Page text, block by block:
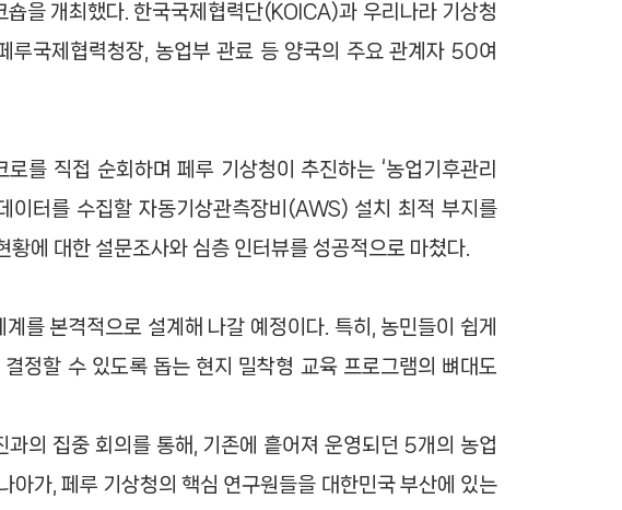
을 개최했다. 한국국제협력단(KOICA)과 우리나라 기상청
국제협력청장, 농업부 관료 등 양국의 주요 관계자 50여
를 직접 순회하며 페루 기상청이 추진하는 ‘농업기후관리
이터를 수집할 자동기상관측장비(AWS) 설치 최적 부지를
에 대한 설문조사와 심층 인터뷰를 성공적으로 마쳤다.
를 본격적으로 설계해 나갈 예정이다. 특히, 농민들이 쉽게
정할 수 있도록 돕는 현지 밀착형 교육 프로그램의 뼈대도
의 집중 회의를 통해, 기존에 흩어져 운영되던 5개의 농업
아가, 페루 기상청의 핵심 연구원들을 대한민국 부산에 있는